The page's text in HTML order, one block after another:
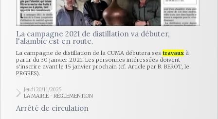
La campagne 2021 de distillation va débuter,
l'alambic est en route.
La campagne de distillation de la CUMA débutera ses travaux à
partir du 30 janvier 2021. Les personnes intéressées doivent
s'inscrire avant le 15 janvier prochain (cf. Article par B. BEROT, le
PRGRES).
Jeudi 20/11/2025
LA MAIRIE - RÉGLEMENTION
Arrêté de circulation